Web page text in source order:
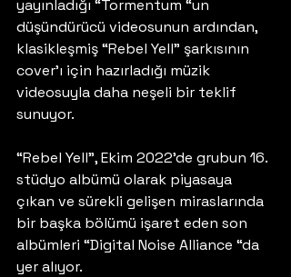
yayınladığı “Tormentum “un
düşündürücü videosunun ardından,
klasikleşmiş “Rebel Yell” şarkısının
cover’ı için hazırladığı müzik
videosuyla daha neşeli bir teklif
sunuyor.
“Rebel Yell”, Ekim 2022’de grubun 16.
stüdyo albümü olarak piyasaya
çıkan ve sürekli gelişen miraslarında
bir başka bölümü işaret eden son
albümleri “Digital Noise Alliance “da
yer alıyor.